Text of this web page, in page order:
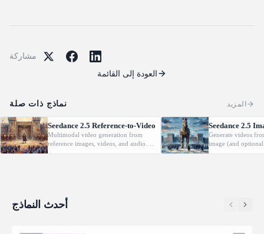
مشاركة
العودة إلى القائمة
نماذج ذات صلة المزيد
Seedance 2.5 Reference-to-Video
Multimodal video generation from
reference images, videos, and audio.
Supports video editing and extension.
Seedance 2.5
Generate videos
image (and
with native audio.
أحدث النماذج